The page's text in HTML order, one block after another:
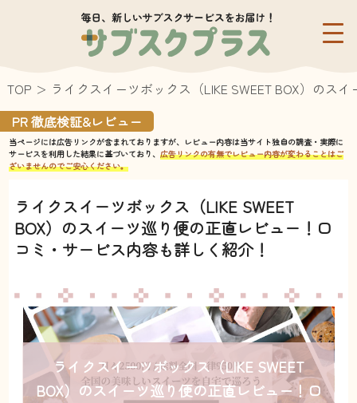
TOP
ライクスイーツボックス（LIKE SWEET BOX）のス
PR 徹底検証&レビュー
当ページには広告リンクが含まれておりますが、レビュー内容は当サイト独自の調査・実際に
サービスを利用した結果に基づいており、広告リンクの有無でレビュー内容が変わることはご
ざいませんのでご安心ください。
ライクスイーツボックス（LIKE SWEET
BOX）のスイーツ巡り便の正直レビュー！口
コミ・サービス内容も詳しく紹介！
ライクスイーツボックス（LIKE SWEET
BOX）のスイーツ巡り便の正直レビュー！口